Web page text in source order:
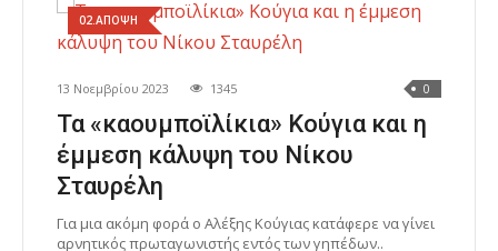
02.ΑΠΟΨΗ
13 Νοεμβρίου 2023 1345 0
Τα «καουμποϊλίκια» Κούγια και η
έμμεση κάλυψη του Νίκου
Σταυρέλη
Για μια ακόμη φορά ο Αλέξης Κούγιας κατάφερε να γίνει
αρνητικός πρωταγωνιστής εντός των γηπέδων..